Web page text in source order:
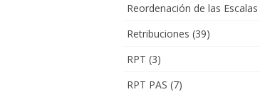
Reordenación de las Escalas
Retribuciones (39)
RPT (3)
RPT PAS (7)